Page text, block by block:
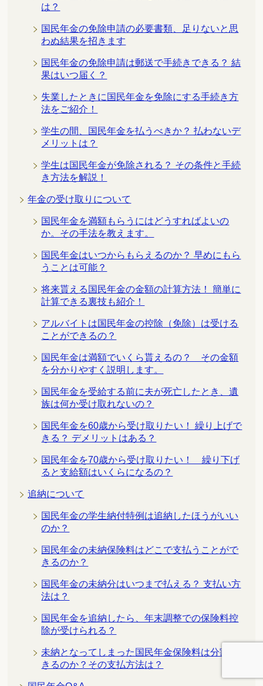
は？
国民年金の免除申請の必要書類、足りないと思
わぬ結果を招きます
国民年金の免除申請は郵送で手続きできる？ 結
果はいつ届く？
失業したときに国民年金を免除にする手続き方
法をご紹介！
学生の間、国民年金を払うべきか？ 払わないデ
メリットは？
学生は国民年金が免除される？ その条件と手続
き方法を解説！
年金の受け取りについて
国民年金を満額もらうにはどうすればよいの
か。その手法を教えます。
国民年金はいつからもらえるのか？ 早めにもら
うことは可能？
将来貰える国民年金の金額の計算方法！ 簡単に
計算できる裏技も紹介！
アルバイトは国民年金の控除（免除）は受ける
ことができるの？
国民年金は満額でいくら貰えるの？ その金額
を分かりやすく説明します。
国民年金を受給する前に夫が死亡したとき、遺
族は何か受け取れないの？
国民年金を60歳から受け取りたい！ 繰り上げで
きる？ デメリットはある？
国民年金を70歳から受け取りたい！ 繰り下げ
ると支給額はいくらになるの？
追納について
国民年金の学生納付特例は追納したほうがいい
のか？
国民年金の未納保険料はどこで支払うことがで
きるのか？
国民年金の未納分はいつまで払える？ 支払い方
法は？
国民年金を追納したら、年末調整での保険料控
除が受けられる？
未納となってしまった国民年金保険料は分割で
きるのか？その支払方法は？